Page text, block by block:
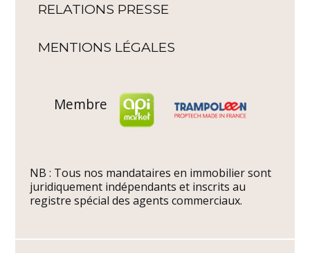
RELATIONS PRESSE
MENTIONS LÉGALES
Membre
NB : Tous nos mandataires en immobilier sont
juridiquement indépendants et inscrits au
registre spécial des agents commerciaux.